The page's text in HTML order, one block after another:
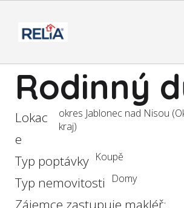
Rodinný
Lokac
e
okres Jablonec nad Nisou
kraj)
Typ poptávky Koupě
Typ nemovitosti Domy
Zájemce zastupuje makléř: